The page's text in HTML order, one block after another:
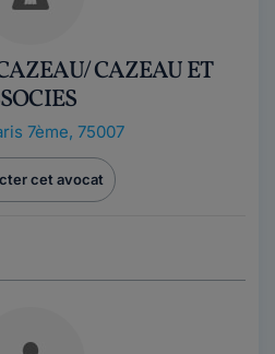
CAZEAU ET
7ème, 75007
cet avocat